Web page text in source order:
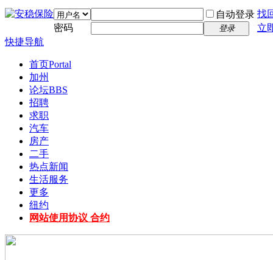
自动登录 找
密码
登录
立
快捷导航
首页Portal
加州
论坛BBS
招聘
求职
汽车
房产
二手
热点新闻
生活服务
更多
纽约
网站使用协议 合约